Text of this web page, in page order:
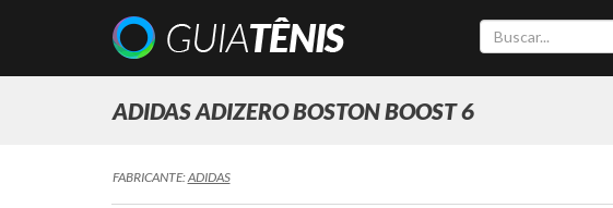
ADIDAS ADIZERO BOSTON BOOST 6
FABRICANTE:ADIDAS